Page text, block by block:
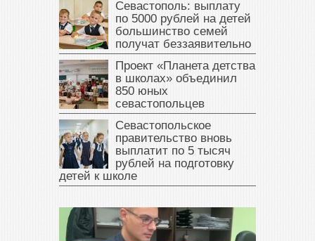
Севастополь: выплату
по 5000 рублей на детей
большинство семей
получат беззаявительно
Проект «Планета детства
в школах» объединил
850 юных
севастопольцев
Севастопольское
правительство вновь
выплатит по 5 тысяч
рублей на подготовку
детей к школе